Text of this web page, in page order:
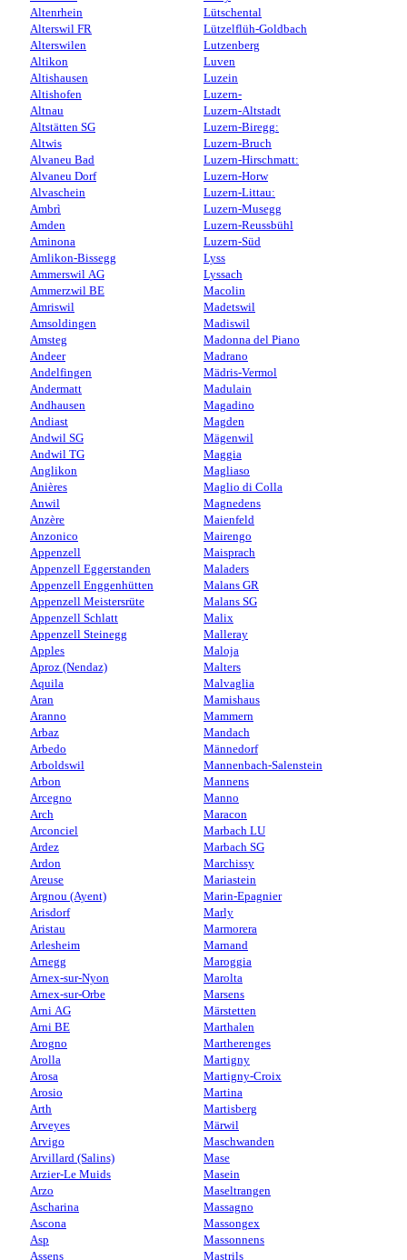
Altenrhein
Alterswil FR
Alterswilen
Altikon
Altishausen
Altishofen
Altnau
Altstätten SG
Altwis
Alvaneu Bad
Alvaneu Dorf
Alvaschein
Ambrì
Amden
Aminona
Amlikon-Bissegg
Ammerswil AG
Ammerzwil BE
Amriswil
Amsoldingen
Amsteg
Andeer
Andelfingen
Andermatt
Andhausen
Andiast
Andwil SG
Andwil TG
Anglikon
Anières
Anwil
Anzère
Anzonico
Appenzell
Appenzell Eggerstanden
Appenzell Enggenhütten
Appenzell Meistersrüte
Appenzell Schlatt
Appenzell Steinegg
Apples
Aproz (Nendaz)
Aquila
Aran
Aranno
Arbaz
Arbedo
Arboldswil
Arbon
Arcegno
Arch
Arconciel
Ardez
Ardon
Areuse
Argnou (Ayent)
Arisdorf
Aristau
Arlesheim
Arnegg
Arnex-sur-Nyon
Arnex-sur-Orbe
Arni AG
Arni BE
Arogno
Arolla
Arosa
Arosio
Arth
Arveyes
Arvigo
Arvillard (Salins)
Arzier-Le Muids
Arzo
Ascharina
Ascona
Asp
Assens
Lütschental
Lützelflüh-Goldbach
Lutzenberg
Luven
Luzein
Luzern-
Luzern-Altstadt
Luzern-Biregg:
Luzern-Bruch
Luzern-Hirschmatt:
Luzern-Horw
Luzern-Littau:
Luzern-Musegg
Luzern-Reussbühl
Luzern-Süd
Lyss
Lyssach
Macolin
Madetswil
Madiswil
Madonna del Piano
Madrano
Mädris-Vermol
Madulain
Magadino
Magden
Mägenwil
Maggia
Magliaso
Maglio di Colla
Magnedens
Maienfeld
Mairengo
Maisprach
Maladers
Malans GR
Malans SG
Malix
Malleray
Maloja
Malters
Malvaglia
Mamishaus
Mammern
Mandach
Männedorf
Mannenbach-Salenstein
Mannens
Manno
Maracon
Marbach LU
Marbach SG
Marchissy
Mariastein
Marin-Epagnier
Marly
Marmorera
Marnand
Maroggia
Marolta
Marsens
Märstetten
Marthalen
Martherenges
Martigny
Martigny-Croix
Martina
Martisberg
Märwil
Maschwanden
Mase
Masein
Maseltrangen
Massagno
Massongex
Massonnens
Mastrils